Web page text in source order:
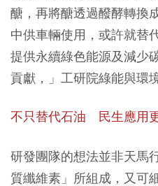
醣，再將醣透過醱酵轉換
中供車輛使用，或許就替
提供永續綠色能源及減少
貢獻，」工研院綠能與環
不只替代石油 民生應用
研發團隊的想法並非天馬
質纖維素」所組成，又可